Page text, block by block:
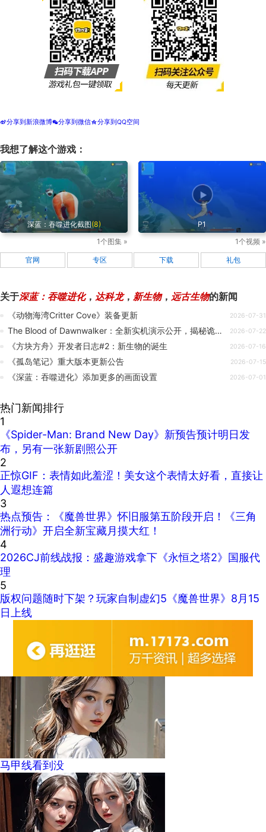
t分享到新浪微博w分享到微信z分享到QQ空间
我想了解这个游戏：
深蓝：吞噬进化截图(8)
1个图集 »
P1
1个视频 »
官网 专区 下载 礼包
关于深蓝：吞噬进化， 达科龙， 新生物， 远古生物的新闻
《动物海湾Critter Cove》装备更新 2026-07-31
The Blood of Dawnwalker：全新实机演示公开，揭秘诡谲新生物 2026-07-22
《方块方舟》开发者日志#2：新生物的诞生 2026-07-16
《孤岛笔记》重大版本更新公告 2026-07-15
《深蓝：吞噬进化》添加更多的画面设置 2026-07-01
热门新闻排行
1
《Spider-Man: Brand New Day》新预告预计明日发
布，另有一张新剧照公开
2
正惊GIF：表情如此羞涩！美女这个表情太好看，直接让
人遐想连篇
3
热点预告：《魔兽世界》怀旧服第五阶段开启！《三角
洲行动》开启全新宝藏月摸大红！
4
2026CJ前线战报：盛趣游戏拿下《永恒之塔2》国服代
理
5
版权问题随时下架？玩家自制虚幻5《魔兽世界》8月15
日上线
马甲线看到没